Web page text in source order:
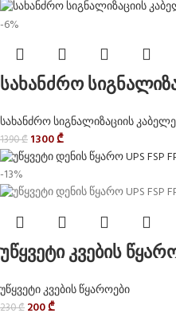
-6%
სახანძრო
სახანძრო სიგნალიზაციის
1390₾ 1300₾
-13%
უწყვეტი კვების
უწყვეტი კვების წყაროები
230₾ 200₾